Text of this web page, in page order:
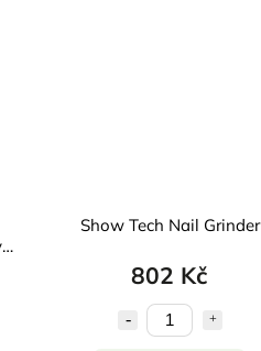
Show Tech Nail Grinder
802 Kč